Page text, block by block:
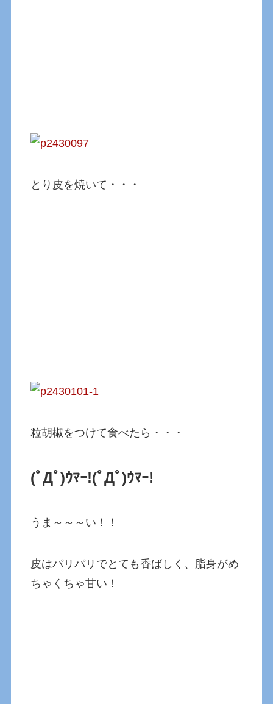
とり皮を焼いて・・・
粒胡椒をつけて食べたら・・・
(ﾟДﾟ)ｳﾏｰ!(ﾟДﾟ)ｳﾏｰ!
うま～～～い！！
皮はパリパリでとても香ばしく、脂身がめ
ちゃくちゃ甘い！